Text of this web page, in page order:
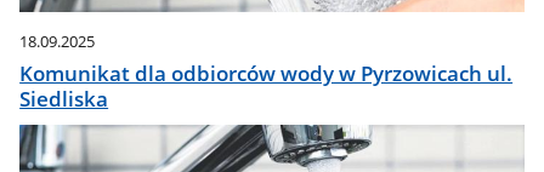
18.09.2025
Komunikat dla odbiorców wody w Pyrzowicach ul.
Siedliska